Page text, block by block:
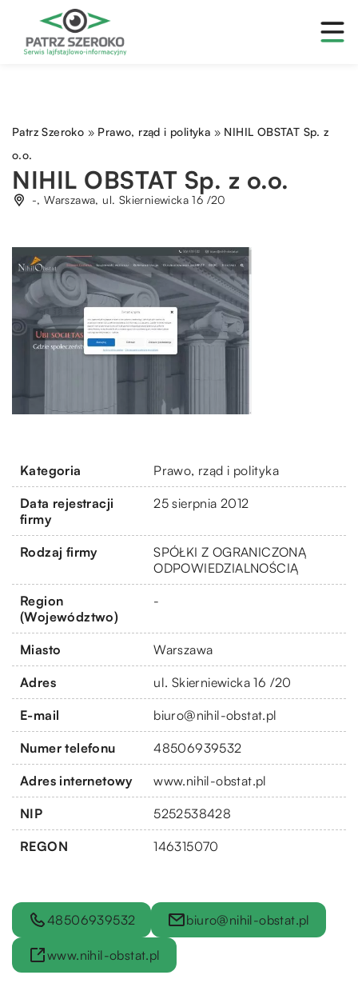
Patrz Szeroko » Prawo, rząd i polityka » NIHIL OBSTAT Sp. z
o.o.
NIHIL OBSTAT Sp. z o.o.
-, Warszawa, ul. Skierniewicka 16 /20
Kategoria Prawo, rząd i polityka
Data rejestracji
firmy
25 sierpnia 2012
Rodzaj firmy
SPÓŁKI Z OGRANICZONĄ
ODPOWIEDZIALNOŚCIĄ
Region
(Województwo)
-
Miasto Warszawa
Adres ul. Skierniewicka 16 /20
E-mail biuro@nihil-obstat.pl
Numer telefonu 48506939532
Adres internetowy www.nihil-obstat.pl
NIP 5252538428
REGON 146315070
48506939532 biuro@nihil-obstat.pl
www.nihil-obstat.pl